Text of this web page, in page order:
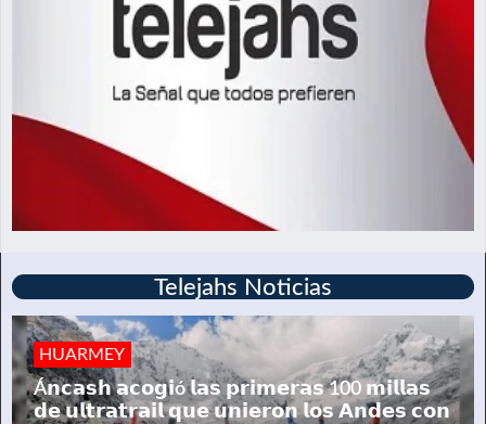
Telejahs Noticias
HUARMEY
Á𝗻𝗰𝗮𝘀𝗵 𝗮𝗰𝗼𝗴𝗶ó 𝗹𝗮𝘀 𝗽𝗿𝗶𝗺𝗲𝗿𝗮𝘀 100 𝗺𝗶𝗹𝗹𝗮𝘀
𝗱𝗲 𝘂𝗹𝘁𝗿𝗮𝘁𝗿𝗮𝗶𝗹 𝗾𝘂𝗲 𝘂𝗻𝗶𝗲𝗿𝗼𝗻 𝗹𝗼𝘀 𝗔𝗻𝗱𝗲𝘀 𝗰𝗼𝗻